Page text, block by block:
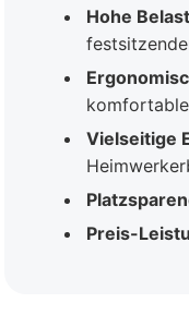
Hohe
Vielseitige
Preis-